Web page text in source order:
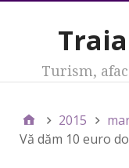
Turism,
2015
Vă dăm 10 euro